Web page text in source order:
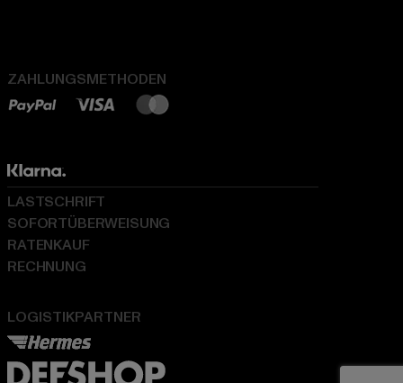
ZAHLUNGSMETHODEN
LOGISTIKPARTNER
LASTSCHRIFT
SOFORTÜBERWEISUNG
RATENKAUF
RECHNUNG